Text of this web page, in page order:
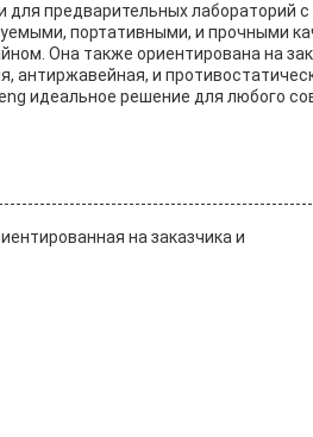
для предварительных лабораторий
портативными, и прочными
Она также ориентирована на
антиржавейная, и
идеальное решение для любого
на заказчика и